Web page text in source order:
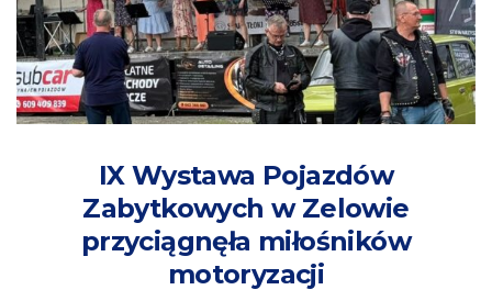
IX Wystawa Pojazdów
Zabytkowych w Zelowie
przyciągnęła miłośników
motoryzacji